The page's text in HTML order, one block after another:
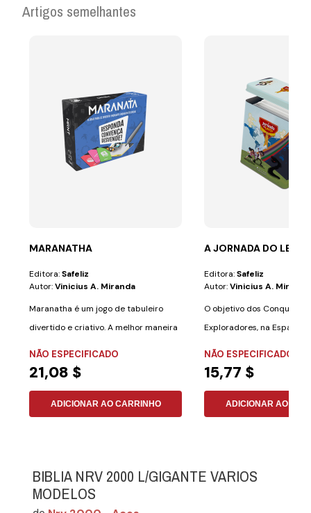
Artigos semelhantes
MARANATHA
Editora:Safeliz
Autor:Vinicius A. Miranda
Maranatha é um jogo de tabuleiro
divertido e criativo. A melhor maneira
NÃO ESPECIFICADO
21,08 $
ADICIONAR AO CARRINHO
A JORNADA DO
Editora:Safeliz
Autor:Vinicius A. Miranda
O objetivo dos
Exploradores, na Espanha)
NÃO ESPECIFICADO
15,77 $
ADICIONAR AO
BIBLIA NRV 2000 L/GIGANTE VARIOS
MODELOS